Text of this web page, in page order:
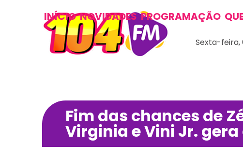
INÍCIO NOVIDADES PROGRAMAÇÃO
Sexta-feira,
Fim das chances de
Virginia e Vini Jr.